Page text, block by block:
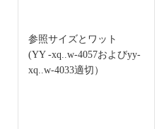
参照サイズとワット
(YY -xq..w-4057およびyy-
xq..w-4033適切）